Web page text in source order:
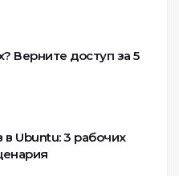
Верните доступ за 5
в Ubuntu: 3 рабочих